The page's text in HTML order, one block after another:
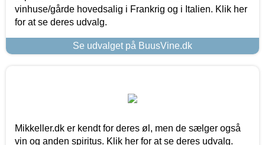
vinhuse/gårde hovedsalig i Frankrig og i Italien. Klik her
for at se deres udvalg.
Se udvalget på BuusVine.dk
Mikkeller.dk er kendt for deres øl, men de sælger også
vin og anden spiritus. Klik her for at se deres udvalg.